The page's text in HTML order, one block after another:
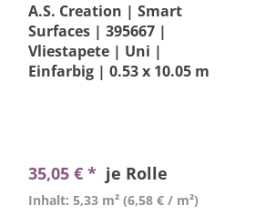
A.S. Creation | Smart
Surfaces | 395667 |
Vliestapete | Uni |
Einfarbig | 0.53 x 10.05 m
35,05 € * je Rolle
Inhalt: 5,33 m² (6,58 € / m²)